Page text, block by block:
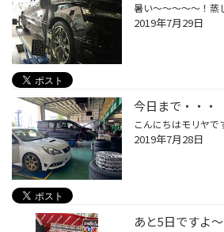
2019年7月29日
今日まで・・・
2019年7月28日
あと5日ですよ～